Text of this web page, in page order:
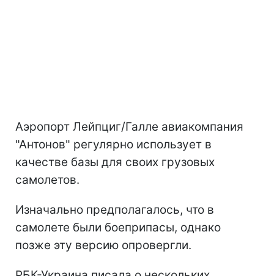
Аэропорт Лейпциг/Галле авиакомпания
"Антонов" регулярно использует в
качестве базы для своих грузовых
самолетов.
Изначально предполагалось, что в
самолете были боеприпасы, однако
позже эту версию опровергли.